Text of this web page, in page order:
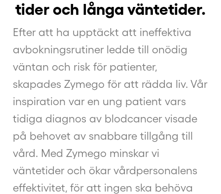
tider och långa väntetider.
Efter att ha upptäckt att ineffektiva
avbokningsrutiner ledde till onödig
väntan och risk för patienter,
skapades Zymego för att rädda liv. Vår
inspiration var en ung patient vars
tidiga diagnos av blodcancer visade
på behovet av snabbare tillgång till
vård. Med Zymego minskar vi
väntetider och ökar vårdpersonalens
effektivitet, för att ingen ska behöva